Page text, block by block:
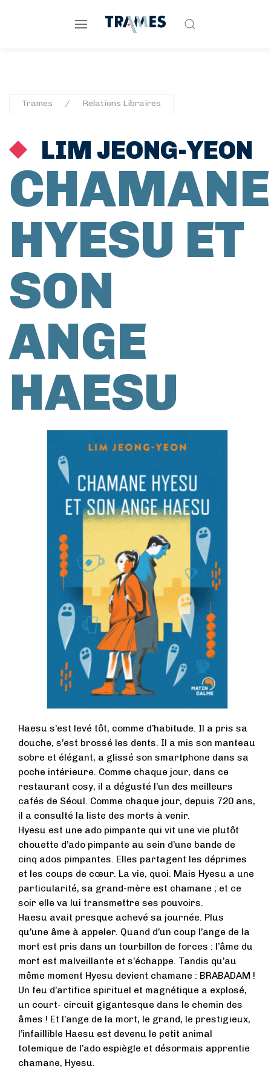
Trames Relations Libraires
LIM JEONG-YEON
CHAMANE
HYESU ET
SON
ANGE
HAESU
Haesu s’est levé tôt, comme d’habitude. Il a pris sa
douche, s’est brossé les dents. Il a mis son manteau
sobre et élégant, a glissé son smartphone dans sa
poche intérieure. Comme chaque jour, dans ce
restaurant cosy, il a dégusté l’un des meilleurs
cafés de Séoul. Comme chaque jour, depuis 720 ans,
il a consulté la liste des morts à venir.
Hyesu est une ado pimpante qui vit une vie plutôt
chouette d’ado pimpante au sein d’une bande de
cinq ados pimpantes. Elles partagent les déprimes
et les coups de cœur. La vie, quoi. Mais Hyesu a une
particularité, sa grand-mère est chamane ; et ce
soir elle va lui transmettre ses pouvoirs.
Haesu avait presque achevé sa journée. Plus
qu’une âme à appeler. Quand d’un coup l’ange de la
mort est pris dans un tourbillon de forces : l’âme du
mort est malveillante et s’échappe. Tandis qu’au
même moment Hyesu devient chamane : BRABADAM !
Un feu d’artifice spirituel et magnétique a explosé,
un court- circuit gigantesque dans le chemin des
âmes ! Et l’ange de la mort, le grand, le prestigieux,
l’infaillible Haesu est devenu le petit animal
totemique de l’ado espiègle et désormais apprentie
chamane, Hyesu.